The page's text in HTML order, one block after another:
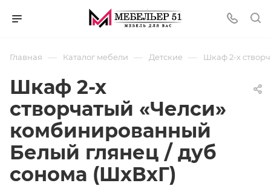
Главная — Каталог мебели — Детские — Шкаф 2-х
Шкаф 2-х
створчатый «Челси»
комбинированный
Белый глянец / дуб
сонома (ШхВхГ)